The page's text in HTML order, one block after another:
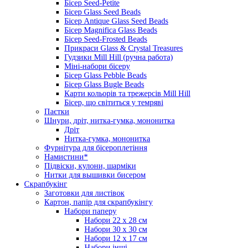
Бісер Seed-Petite
Бісер Glass Seed Beads
Бісер Antique Glass Seed Beads
Бісер Magnifica Glass Beads
Бісер Seed-Frosted Beads
Прикраси Glass & Crystal Treasures
Гудзики Mill Hill (ручна работа)
Міні-набори бісеру
Бісер Glass Pebble Beads
Бісер Glass Bugle Beads
Карти кольорів та трежерсів Mill Hill
Бісер, що світиться у темряві
Паєтки
Шнури, дріт, нитка-гумка, мононитка
Дріт
Нитка-гумка, мононитка
Фурнітура для бісероплетіння
Намистини*
Підвіски, кулони, шарміки
Нитки для вышивки бисером
Скрапбукінг
Заготовки для листівок
Картон, папір для скрапбукінгу
Набори паперу
Набори 22 х 28 см
Набори 30 х 30 см
Набори 12 х 17 см